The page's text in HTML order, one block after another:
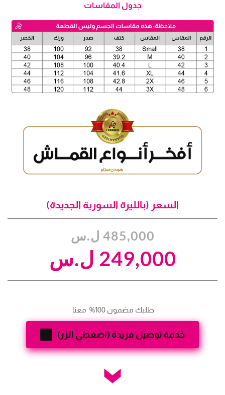
جدول المقاسات
السعر (بالليرة السورية الجديدة)
485,000 ل.س
السعر
الأصلي
هو:
249,000 ل.س
السعر
الحالي
هو:
طلبك مضمون 100%  معنا
خدمة توصيل فريدة (اضغطي الزر)